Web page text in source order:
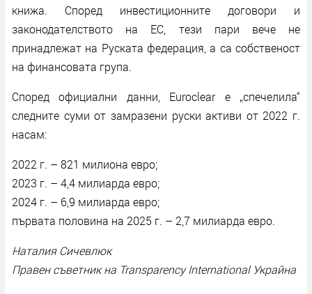
книжа. Според инвестиционните договори и
законодателството на ЕС, тези пари вече не
принадлежат на Руската федерация, а са собственост
на финансовата група.
Според официални данни, Euroclear е „спечелила“
следните суми от замразени руски активи от 2022 г.
насам:
2022 г. – 821 милиона евро;
2023 г. – 4,4 милиарда евро;
2024 г. – 6,9 милиарда евро;
първата половина на 2025 г. – 2,7 милиарда евро.
Наталия Сичевлюк
Правен съветник на Transparency International Украйна